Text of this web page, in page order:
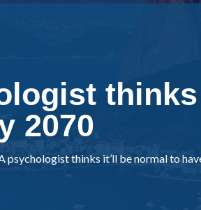
2070
psychologist thinks it’ll be normal to